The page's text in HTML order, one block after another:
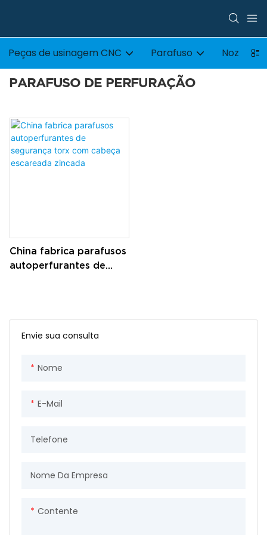
Peças de usinagem CNC Parafuso Noz
PARAFUSO DE PERFURAÇÃO
Envie sua consulta
Nome
E-Mail
Telefone
Nome Da Empresa
Contente
China fabrica parafusos
autoperfurantes de